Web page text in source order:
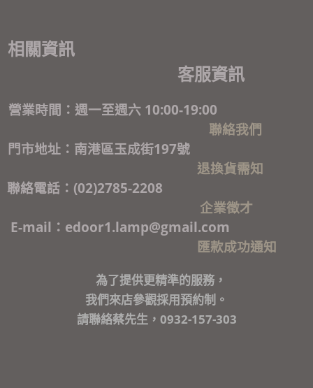
相關資訊
客服資訊
營業時間：週一至週六 10:00-19:00
聯絡我們
門市地址：南港區玉成街197號
退換貨需知
聯絡電話：(02)2785-2208
企業徵才
E-mail：edoor1.lamp@gmail.com
匯款成功通知
為了提供更精準的服務，
我們來店參觀採用預約制。
請聯絡蔡先生，0932-157-303